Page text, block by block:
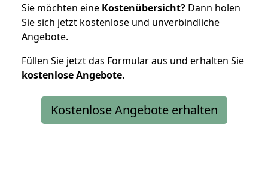
Sie möchten eine Kostenübersicht? Dann holen
Sie sich jetzt kostenlose und unverbindliche
Angebote.
Füllen Sie jetzt das Formular aus und erhalten Sie
kostenloseAngebote.
Kostenlose Angebote erhalten